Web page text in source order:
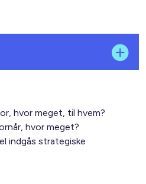
hvor meget, til hvem?
hvor meget?
indgås strategiske